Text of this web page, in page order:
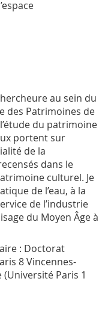
au sein du
des Patrimoines de
du patrimoine
portent sur
de la
dans le
culturel. Je
de l’eau, à la
de l’industrie
du Moyen Âge à
: Doctorat
8 Vincennes-
(Université Paris 1